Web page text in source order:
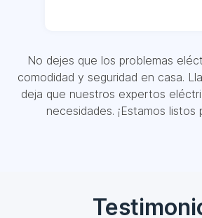
No dejes que los problemas
comodidad y seguridad en casa.
deja que nuestros expertos
necesidades. ¡Estamos listos